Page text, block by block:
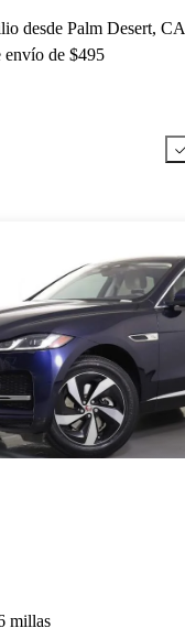
desde Palm Desert, CA
de $495
millas